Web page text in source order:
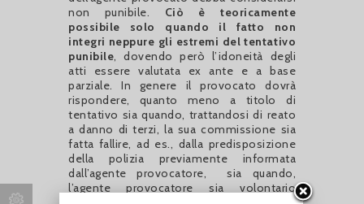
non punibile. Ciò è teoricamente
possibile solo quando il fatto non
integri neppure gli estremi del tentativo
punibile, dovendo però l’idoneità degli
atti essere valutata ex ante e a base
parziale. In genere il provocato dovrà
rispondere, quanto meno a titolo di
tentativo sia quando, trattandosi di reato
a danno di terzi, la sua commissione sia
fatta fallire, ad es., dalla predisposizione
della polizia previamente informata
dall’agente provocatore, sia quando,
l’agente provocatore sia volontario